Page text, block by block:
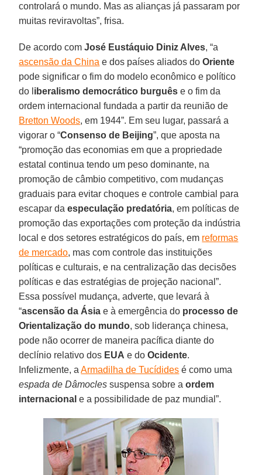
controlará o mundo. Mas as alianças já passaram por
muitas reviravoltas”, frisa.
De acordo comJosé Eustáquio Diniz Alves, “a
ascensão da China e dos países aliados doOriente
pode significar o fim do modelo econômico e político
do l iberalismo democrático burguês e o fim da
ordem internacional fundada a partir da reunião de
Bretton Woods, em 1944”. Em seu lugar, passará a
vigorar o “Consenso de Beijing”, que aposta na
“promoção das economias em que a propriedade
estatal continua tendo um peso dominante, na
promoção de câmbio competitivo, com mudanças
graduais para evitar choques e controle cambial para
escapar daespeculação predatória, em políticas de
promoção das exportações com proteção da indústria
local e dos setores estratégicos do país, em reformas
de mercado, mas com controle das instituições
políticas e culturais, e na centralização das decisões
políticas e das estratégias de projeção nacional”.
Essa possível mudança, adverte, que levará à
“ascensão da Ásia e à emergência do processo de
Orientalização do mundo, sob liderança chinesa,
pode não ocorrer de maneira pacífica diante do
declínio relativo dos EUA e doOcidente.
Infelizmente, aArmadilha de Tucídides é como uma
espada de Dâmocles suspensa sobre aordem
internacional e a possibilidade de paz mundial”.